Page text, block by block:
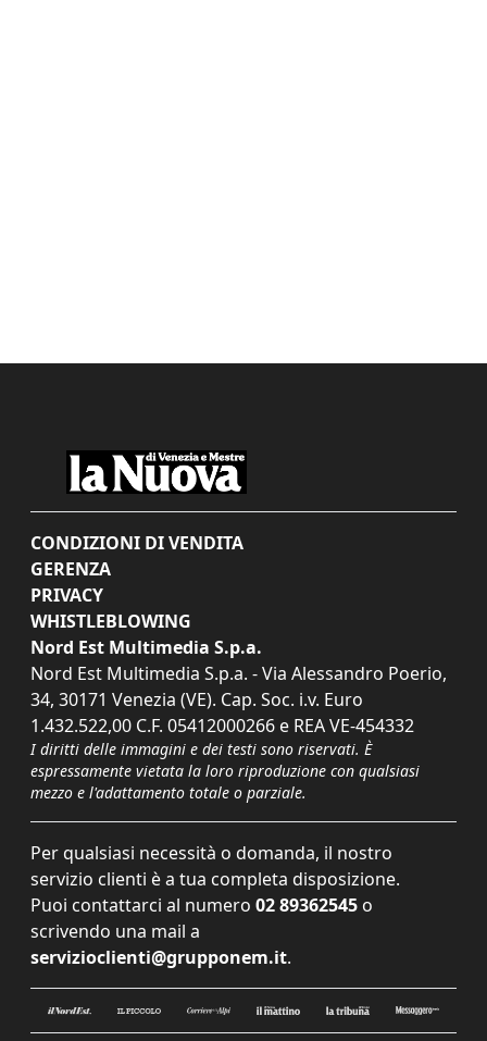
CONDIZIONI DI VENDITA
GERENZA
PRIVACY
WHISTLEBLOWING
Nord Est Multimedia S.p.a.
Nord Est Multimedia S.p.a. - Via Alessandro Poerio,
34, 30171 Venezia (VE). Cap. Soc. i.v. Euro
1.432.522,00 C.F. 05412000266 e REA VE-454332
I diritti delle immagini e dei testi sono riservati. È
espressamente vietata la loro riproduzione con qualsiasi
mezzo e l'adattamento totale o parziale.
Per qualsiasi necessità o domanda, il nostro
servizio clienti è a tua completa disposizione.
Puoi contattarci al numero 02 89362545 o
scrivendo una mail a
servizioclienti@grupponem.it.